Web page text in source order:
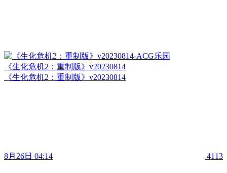
《生化危机2：重制版》v20230814
《生化危机2：重制版》v20230814
8月26日 04:14 4113